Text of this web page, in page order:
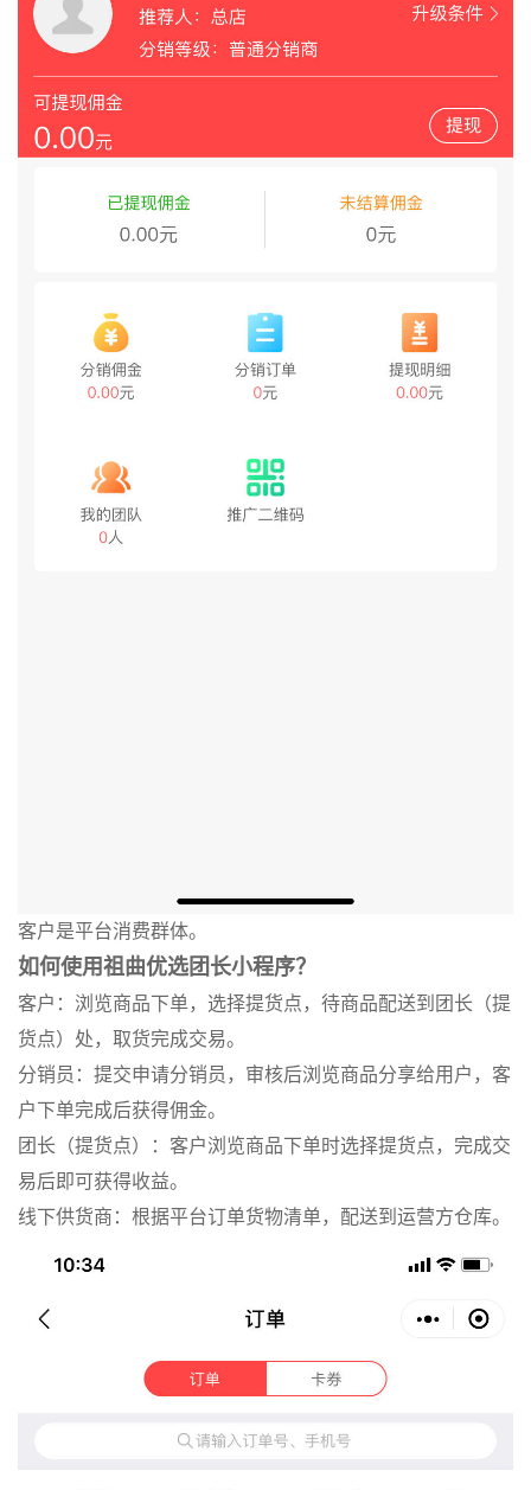
客户是平台消费群体。
如何使用祖曲优选团长小程序？
客户：浏览商品下单，选择提货点，待商品配送到团长（提
货点）处，取货完成交易。
分销员：提交申请分销员，审核后浏览商品分享给用户，客
户下单完成后获得佣金。
团长（提货点）：客户浏览商品下单时选择提货点，完成交
易后即可获得收益。
线下供货商：根据平台订单货物清单，配送到运营方仓库。